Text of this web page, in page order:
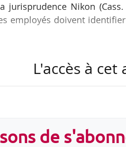
jurisprudence Nikon
employés doivent
L'accès à
de